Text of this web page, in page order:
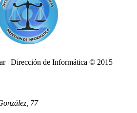
| Dirección de Informática © 2015
77